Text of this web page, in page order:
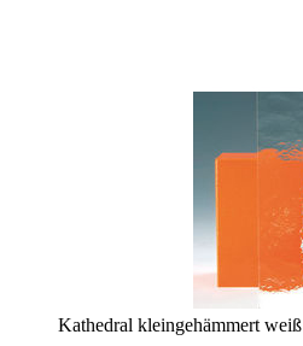
Kathedral kleingehämmert weiß